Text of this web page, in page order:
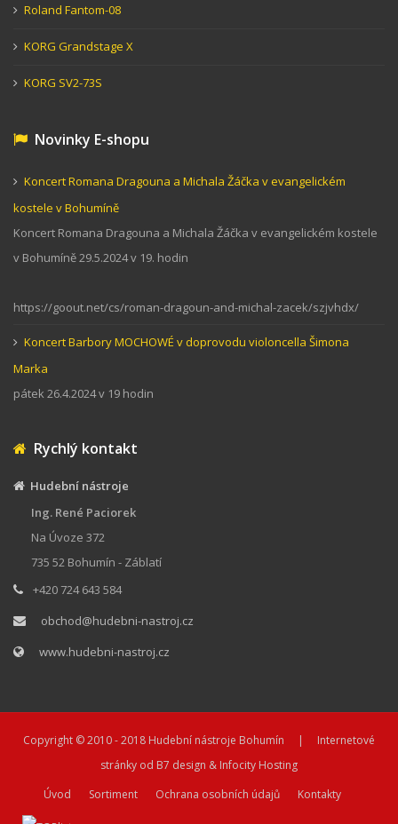
Roland Fantom-08
KORG Grandstage X
KORG SV2-73S
Novinky E-shopu
Koncert Romana Dragouna a Michala Žáčka v evangelickém
kostele v Bohumíně
Koncert Romana Dragouna a Michala Žáčka v evangelickém kostele
v Bohumíně 29.5.2024 v 19. hodin
https://goout.net/cs/roman-dragoun-and-michal-zacek/szjvhdx/
Koncert Barbory MOCHOWÉ v doprovodu violoncella Šimona
Marka
pátek 26.4.2024 v 19 hodin
Rychlý kontakt
Hudební nástroje
Ing. René Paciorek
Na Úvoze 372
735 52 Bohumín - Záblatí
+420 724 643 584
obchod@hudebni-nastroj.cz
www.hudebni-nastroj.cz
Copyright © 2010 - 2018 Hudební nástroje Bohumín | Internetové
stránky od B7 design & Infocity Hosting
Úvod
Sortiment Ochrana osobních údajů Kontakty